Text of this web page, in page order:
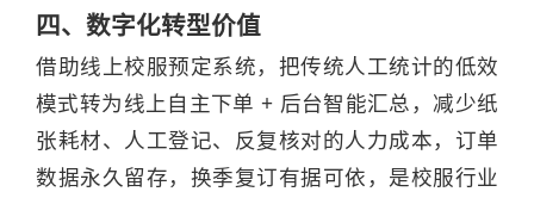
四、数字化转型价值
借助线上校服预定系统，把传统人工统计的低效
模式转为线上自主下单 + 后台智能汇总，减少纸
张耗材、人工登记、反复核对的人力成本，订单
数据永久留存，换季复订有据可依，是校服行业